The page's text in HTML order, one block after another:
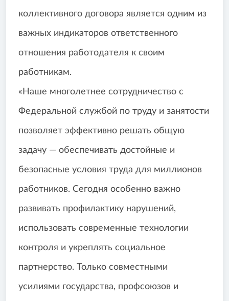
коллективного договора является одним из
важных индикаторов ответственного
отношения работодателя к своим
работникам.
«Наше многолетнее сотрудничество с
Федеральной службой по труду и занятости
позволяет эффективно решать общую
задачу — обеспечивать достойные и
безопасные условия труда для миллионов
работников. Сегодня особенно важно
развивать профилактику нарушений,
использовать современные технологии
контроля и укреплять социальное
партнерство. Только совместными
усилиями государства, профсоюзов и